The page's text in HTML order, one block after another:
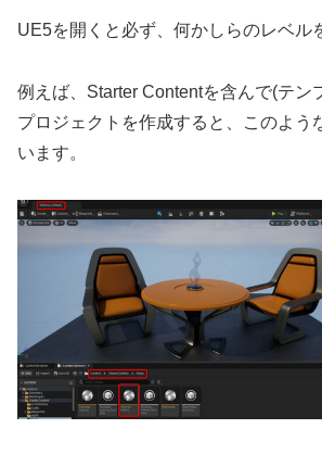
UE5を開くと必ず、何かしらのレベル
例えば、Starter Contentを含んで(テン
プロジェクトを作成すると、このよう
います。